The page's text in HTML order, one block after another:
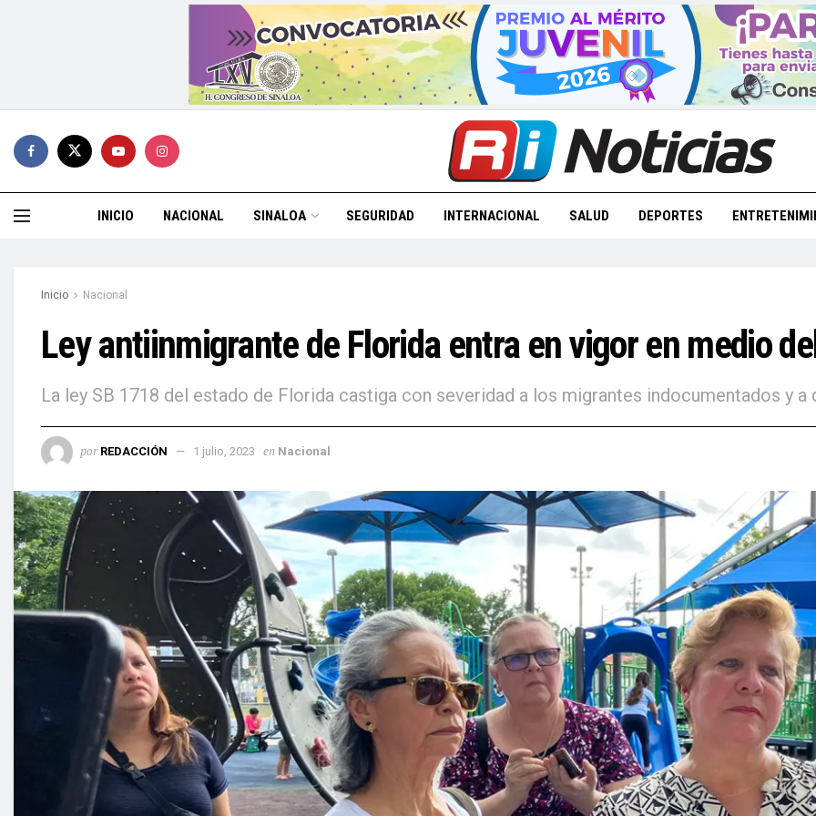
INICIO NACIONAL SINALOA SEGURIDAD INTERNACIONAL SALUD DEPORTES
Inicio Nacional
Ley antiinmigrante de Florida entra en vigor en medio
La ley SB 1718 del estado de Florida castiga con severidad a los migrantes indocumentados y a
por REDACCIÓN 1 julio, 2023 en Nacional